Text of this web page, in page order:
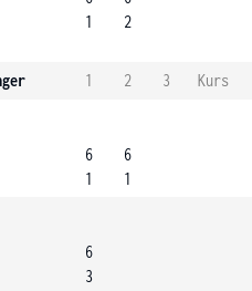
1
2
1 2 3
Kurs
6
1
6
1
6
3